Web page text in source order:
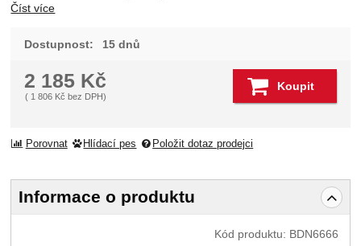
Číst více
Dostupnost: 15 dnů
2 185 Kč
(1 806 Kč bez DPH)
Koupit
Porovnat Hlídací pes Položit dotaz prodejci
Informace o produktu
Kód produktu: BDN6666